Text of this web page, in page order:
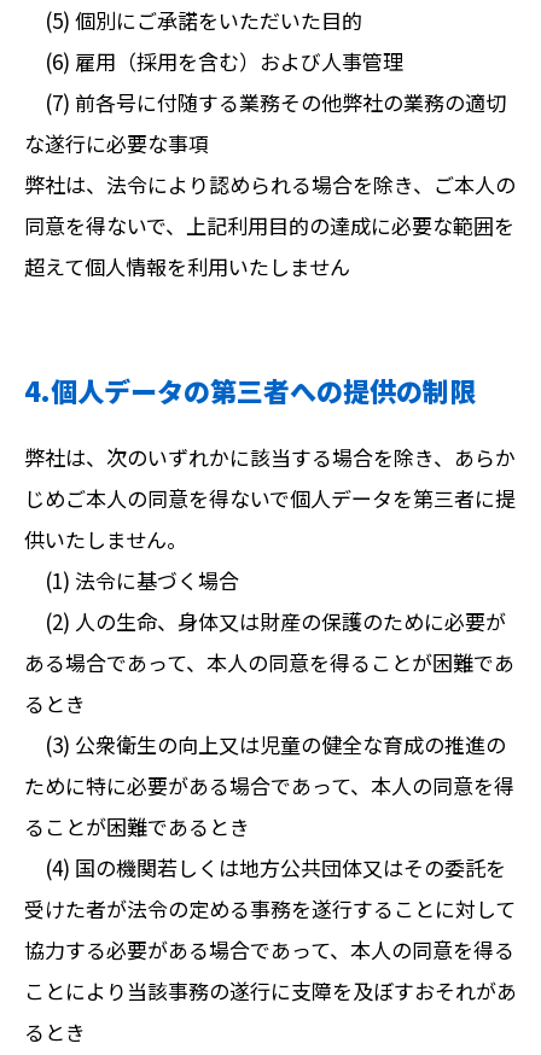
(5) 個別にご承諾をいただいた目的
(6) 雇用（採用を含む）および人事管理
(7) 前各号に付随する業務その他弊社の業務の適切
な遂行に必要な事項
弊社は、法令により認められる場合を除き、ご本人の
同意を得ないで、上記利用目的の達成に必要な範囲を
超えて個人情報を利用いたしません
4.個人データの第三者への提供の制限
弊社は、次のいずれかに該当する場合を除き、あらか
じめご本人の同意を得ないで個人データを第三者に提
供いたしません。
(1) 法令に基づく場合
(2) 人の生命、身体又は財産の保護のために必要が
ある場合であって、本人の同意を得ることが困難であ
るとき
(3) 公衆衛生の向上又は児童の健全な育成の推進の
ために特に必要がある場合であって、本人の同意を得
ることが困難であるとき
(4) 国の機関若しくは地方公共団体又はその委託を
受けた者が法令の定める事務を遂行することに対して
協力する必要がある場合であって、本人の同意を得る
ことにより当該事務の遂行に支障を及ぼすおそれがあ
るとき